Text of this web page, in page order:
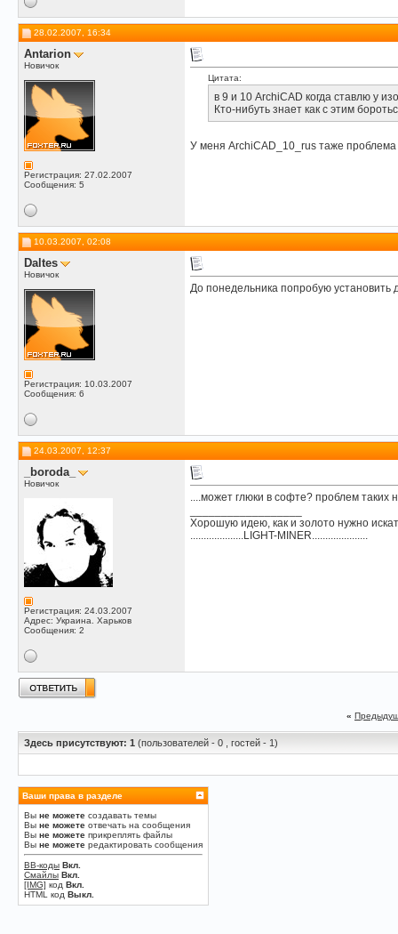
28.02.2007, 16:34
Antarion
Новичок
Регистрация: 27.02.2007
Сообщения: 5
Цитата:
в 9 и 10 ArchiCAD когда ставлю у
Кто-нибуть знает как с этим
У меня ArchiCAD_10_rus таже проблема
10.03.2007, 02:08
Daltes
Новичок
Регистрация: 10.03.2007
Сообщения: 6
До понедельника попробую установить
24.03.2007, 12:37
_boroda_
Новичок
Регистрация: 24.03.2007
Адрес: Украина. Харьков
Сообщения: 2
....может глюки в софте? проблем таких
Хорошую идею, как и золото нужно
....................LIGHT-MINER.....................
«
Здесь присутствуют: 1 (пользователей - 0 , гостей - 1)
Ваши права в разделе
Вы не можете создавать темы
Вы не можете отвечать на сообщения
Вы не можете прикреплять файлы
Вы не можете редактировать сообщения
BB-коды Вкл.
Смайлы Вкл.
[IMG] код Вкл.
HTML код Выкл.